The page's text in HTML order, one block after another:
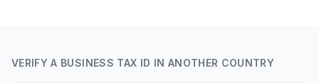
VERIFY A BUSINESS TAX ID IN ANOTHER COUNTRY